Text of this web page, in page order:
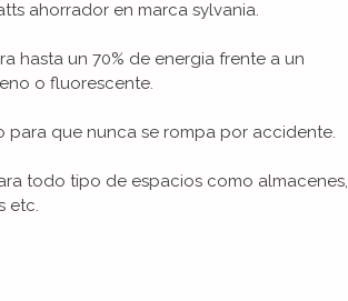
ahorrador en marca sylvania.
hasta un 70% de energia frente a un
o fluorescente.
para que nunca se rompa por accidente.
todo tipo de espacios como almacenes,
etc.